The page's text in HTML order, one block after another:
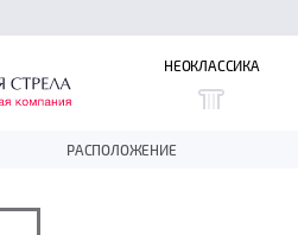
НЕОКЛАССИКА
РАСПОЛОЖЕНИЕ